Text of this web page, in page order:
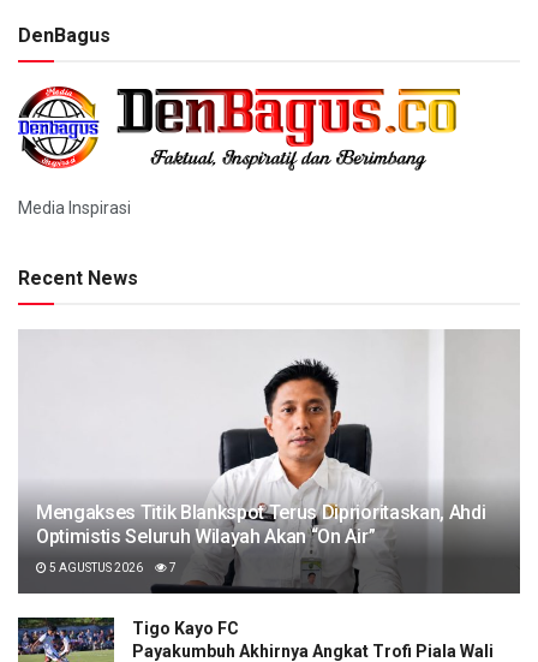
DenBagus
Media Inspirasi
Recent News
Mengakses Titik Blankspot Terus Diprioritaskan, Ahdi
Optimistis Seluruh Wilayah Akan “On Air”
5 AGUSTUS 2026 7
Tigo Kayo FC
Payakumbuh Akhirnya Angkat Trofi Piala Wali